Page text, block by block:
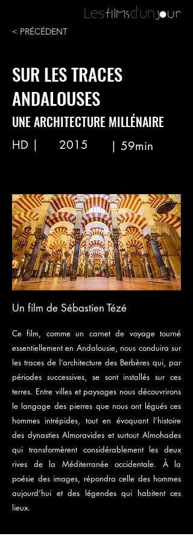
< PRÉCÉDENT
SUR LES TRACES
ANDALOUSES
UNE ARCHITECTURE MILLÉNAIRE
HD | 2015 | 59min
Un film de Sébastien Tézé
Ce film, comme un carnet de voyage tourné
essentiellement en Andalousie, nous conduira sur
les traces de l’architecture des Berbères qui, par
périodes successives, se sont installés sur ces
terres. Entre villes et paysages nous découvrirons
le langage des pierres que nous ont légués ces
hommes intrépides, tout en évoquant l’histoire
des dynasties Almoravides et surtout Almohades
qui transformèrent considérablement les deux
rives de la Méditerranée occidentale. À la
poésie des images, répondra celle des hommes
aujourd’hui et des légendes qui habitent ces
lieux.